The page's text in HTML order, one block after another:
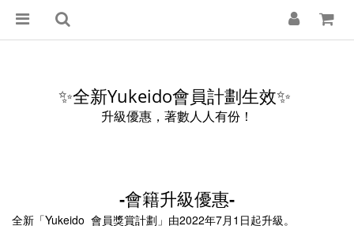
✨全新Yukeido會員計劃生效✨
升級優惠，著數人人有份！
-會籍升級優惠-
全新「 Yukeido 會員獎賞計劃」由2022年7 月 1 日起升級。